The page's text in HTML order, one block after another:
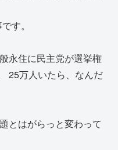
す。
永住に民主党が選挙権
25万人いたら、なんだ
とはがらっと変わって